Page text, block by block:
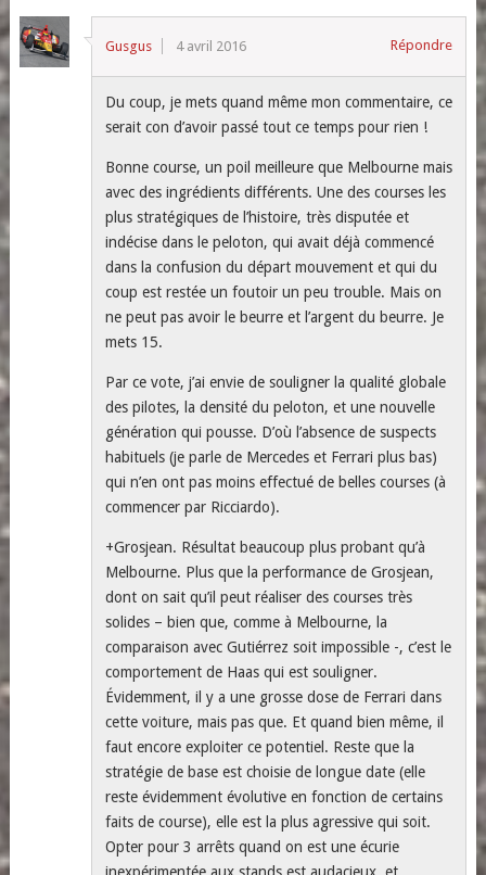
Gusgus 4 avril 2016 Répondre
Du coup, je mets quand même mon commentaire, ce
serait con d’avoir passé tout ce temps pour rien !
Bonne course, un poil meilleure que Melbourne mais
avec des ingrédients différents. Une des courses les
plus stratégiques de l’histoire, très disputée et
indécise dans le peloton, qui avait déjà commencé
dans la confusion du départ mouvement et qui du
coup est restée un foutoir un peu trouble. Mais on
ne peut pas avoir le beurre et l’argent du beurre. Je
mets 15.
Par ce vote, j’ai envie de souligner la qualité globale
des pilotes, la densité du peloton, et une nouvelle
génération qui pousse. D’où l’absence de suspects
habituels (je parle de Mercedes et Ferrari plus bas)
qui n’en ont pas moins effectué de belles courses (à
commencer par Ricciardo).
+Grosjean. Résultat beaucoup plus probant qu’à
Melbourne. Plus que la performance de Grosjean,
dont on sait qu’il peut réaliser des courses très
solides – bien que, comme à Melbourne, la
comparaison avec Gutiérrez soit impossible -, c’est le
comportement de Haas qui est souligner.
Évidemment, il y a une grosse dose de Ferrari dans
cette voiture, mais pas que. Et quand bien même, il
faut encore exploiter ce potentiel. Reste que la
stratégie de base est choisie de longue date (elle
reste évidemment évolutive en fonction de certains
faits de course), elle est la plus agressive qui soit.
Opter pour 3 arrêts quand on est une écurie